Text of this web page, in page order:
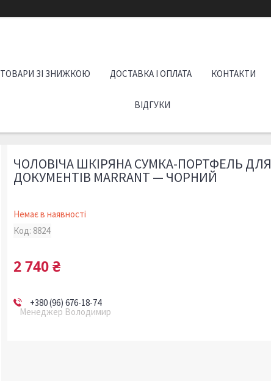
ТОВАРИ ЗІ ЗНИЖКОЮ ДОСТАВКА І ОПЛАТА КОНТАКТИ
ВІДГУКИ
ЧОЛОВІЧА ШКІРЯНА СУМКА-ПОРТФЕЛЬ ДЛЯ
ДОКУМЕНТІВ MARRANT — ЧОРНИЙ
Немає в наявності
Код: 8824
2 740 ₴
+380 (96) 676-18-74
Менеджер Володимир